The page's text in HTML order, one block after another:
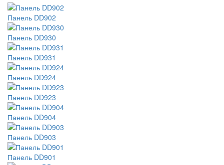
Панель DD902
Панель DD930
Панель DD931
Панель DD924
Панель DD923
Панель DD904
Панель DD903
Панель DD901